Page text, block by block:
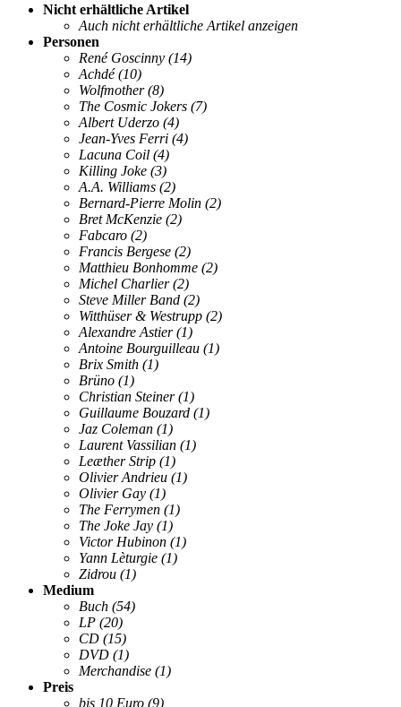
Nicht erhältliche Artikel
Auch nicht erhältliche Artikel anzeigen
Personen
René Goscinny (14)
Achdé (10)
Wolfmother (8)
The Cosmic Jokers (7)
Albert Uderzo (4)
Jean-Yves Ferri (4)
Lacuna Coil (4)
Killing Joke (3)
A.A. Williams (2)
Bernard-Pierre Molin (2)
Bret McKenzie (2)
Fabcaro (2)
Francis Bergese (2)
Matthieu Bonhomme (2)
Michel Charlier (2)
Steve Miller Band (2)
Witthüser & Westrupp (2)
Alexandre Astier (1)
Antoine Bourguilleau (1)
Brix Smith (1)
Brüno (1)
Christian Steiner (1)
Guillaume Bouzard (1)
Jaz Coleman (1)
Laurent Vassilian (1)
Leæther Strip (1)
Olivier Andrieu (1)
Olivier Gay (1)
The Ferrymen (1)
The Joke Jay (1)
Victor Hubinon (1)
Yann Lèturgie (1)
Zidrou (1)
Medium
Buch (54)
LP (20)
CD (15)
DVD (1)
Merchandise (1)
Preis
bis 10 Euro (9)